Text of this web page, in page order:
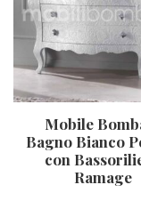
Mobile
Bagno Bianco
con
Ramage